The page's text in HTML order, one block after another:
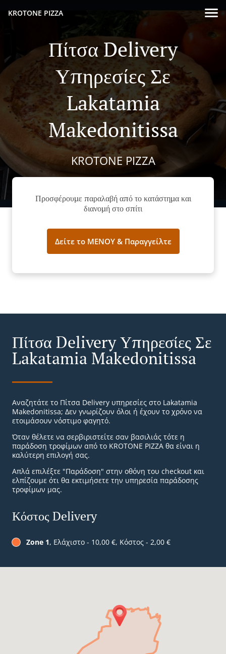
KROTONE PIZZA
Πίτσα Delivery
Υπηρεσίες Σε
Lakatamia
Makedonitissa
KROTONE PIZZA
Προσφέρουμε παραλαβή από το κατάστημα και
διανομή στο σπίτι
Δείτε το ΜΕΝΟΥ & Παραγγείλτε
Πίτσα Delivery Υπηρεσίες Σε
Lakatamia Makedonitissa
Αναζητάτε το Πίτσα Delivery υπηρεσίες στο Lakatamia
Makedonitissa; Δεν γνωρίζουν όλοι ή έχουν το χρόνο να
ετοιμάσουν νόστιμο φαγητό.
Όταν θέλετε να σερβιριστείτε σαν βασιλιάς τότε η
παράδοση τροφίμων από το KROTONE PIZZA θα είναι η
καλύτερη επιλογή σας.
Απλά επιλέξτε "Παράδοση" στην οθόνη του checkout και
ελπίζουμε ότι θα εκτιμήσετε την υπηρεσία παράδοσης
τροφίμων μας.
Κόστος Delivery
Zone 1, Ελάχιστο - 10,00 €, Κόστος - 2,00 €